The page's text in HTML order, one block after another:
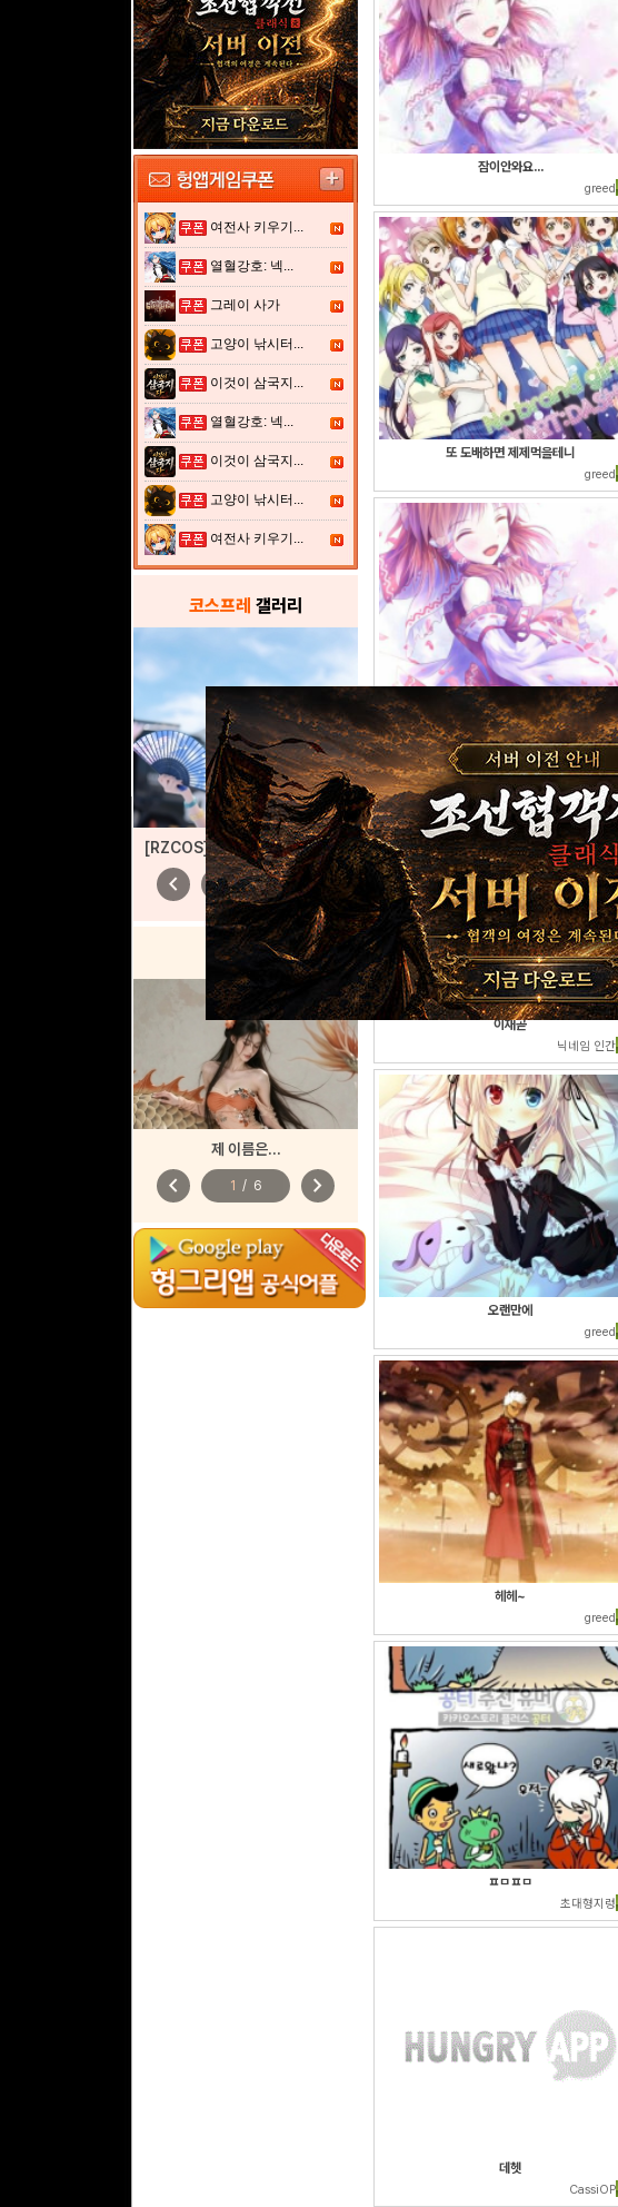
여전사 키우기...
열혈강호: 넥...
그레이 사가
고양이 낚시터...
이것이 삼국지...
열혈강호: 넥...
이것이 삼국지...
고양이 낚시터...
여전사 키우기...
코스프레 갤러리
[RZCOS] 승리의 여신: 니케 - 헬름 '샹들리에 라이트' (Model. 나리땽)
chevron_left 1 / 6 chevron_right
AI 톡
제 이름은...
chevron_left 1 / 6 chevron_right
잠이안와요...
greed
또 도배하면 제제먹을테니
greed
헤에~
greed
이재곧
닉네임 인간
오랜만에
greed
헤헤~
greed
ㅍㅁㅍㅁ
초대형지렁
데헷
CassiOP